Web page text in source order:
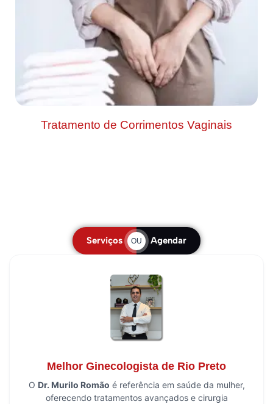
Tratamento de Corrimentos Vaginais
Serviços OU Agendar
Melhor Ginecologista de Rio Preto
O Dr. Murilo Romão é referência em saúde da mulher,
oferecendo tratamentos avançados e cirurgia